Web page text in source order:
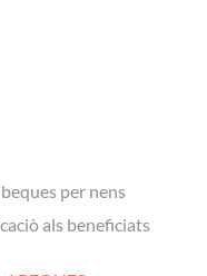
per nens
als beneficiats